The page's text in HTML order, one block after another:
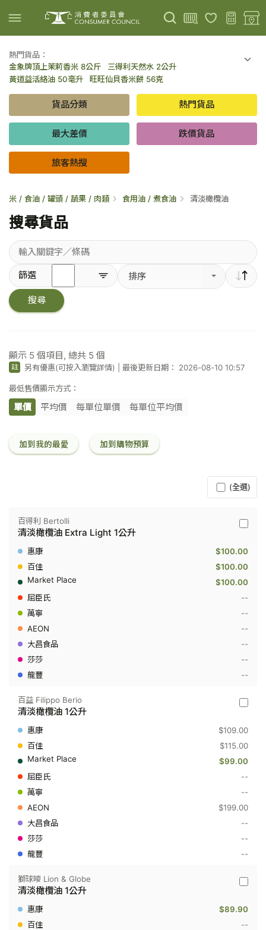
上載圖片 掃描條碼
熱門貨品：
金象牌頂上茉莉香米 8公斤
三得利天然水 2公升
黃道益活絡油 50毫升
旺旺仙貝香米餅 56克
百勝廚新加坡叻沙拉麵 144克
倍樂醇乳酪飲品 - 藍莓 65毫升 x 6
金象牌頂上茉莉香米 5公斤
低鹽/無鹽/低糖/無糖食品
貨品分類 熱門貨品
最大差價 跌價貨品
旅客熱搜
米 / 食油 / 罐頭 / 蔬果 / 肉類 食用油 / 煮食油 清淡橄欖油
搜尋貨品
輸
入
關
鍵
字
篩選 排序
搜尋
顯示 5 個項目, 總共 5 個
註 另有優惠(可按入瀏覽詳情) |最後更新日期： 2026-08-10 10:57
最低售價顯示方式：
單價 平均價 每單位單價 每單位平均價
加到我的最愛 加到購物預算
(全選)
百
利
Bertolli
-
淡
油
Light
升
百得利 Bertolli
清淡橄欖油 Extra Light 1公升
$100.00
$100.00
$100.00
--
--
--
--
--
--
百
Filippo
Berio
-
淡
油
公
百益 Filippo Berio
清淡橄欖油 1公升
$109.00
$115.00
$99.00
--
--
$199.00
--
--
--
獅
嘜
Lion
&
獅球嘜 Lion & Globe
清淡橄欖油 1公升
$89.90
--